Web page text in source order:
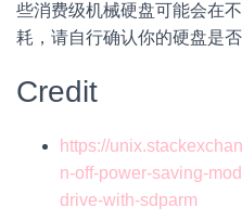
些消费级机械硬盘可能会在
耗，请自行确认你的硬盘是否
Credit
https://
n-off-power-saving-
drive-with-sdparm